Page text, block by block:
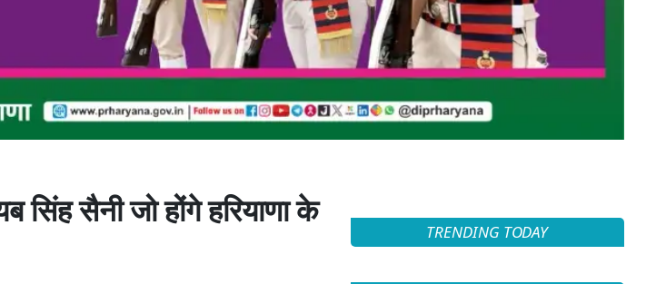
सैनी जो होंगे हरियाणा के
TRENDING TODAY